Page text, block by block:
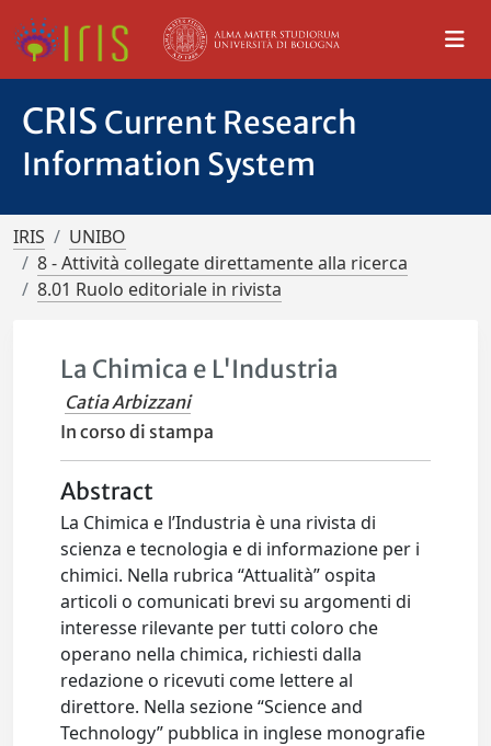
CRIS Current Research
Information System
IRIS
UNIBO
8 - Attività collegate direttamente alla ricerca
8.01 Ruolo editoriale in rivista
La Chimica e L'Industria
Catia Arbizzani
In corso di stampa
Abstract
La Chimica e l’Industria è una rivista di
scienza e tecnologia e di informazione per i
chimici. Nella rubrica “Attualità” ospita
articoli o comunicati brevi su argomenti di
interesse rilevante per tutti coloro che
operano nella chimica, richiesti dalla
redazione o ricevuti come lettere al
direttore. Nella sezione “Science and
Technology” pubblica in inglese monografie